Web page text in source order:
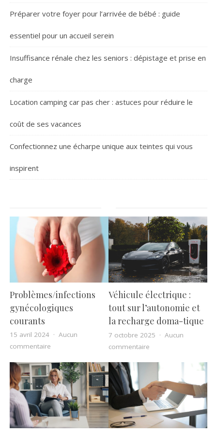
Préparer votre foyer pour l’arrivée de bébé : guide
essentiel pour un accueil serein
Insuffisance rénale chez les seniors : dépistage et prise en
charge
Location camping car pas cher : astuces pour réduire le
coût de ses vacances
Confectionnez une écharpe unique aux teintes qui vous
inspirent
Problèmes/infections
gynécologiques
courants
15 avril 2024
Aucun
commentaire sur Problèmes/infections gynécologiques courants
Véhicule électrique :
tout sur l’autonomie et
la recharge doma-tique
7 octobre 2025
Aucun
commentaire